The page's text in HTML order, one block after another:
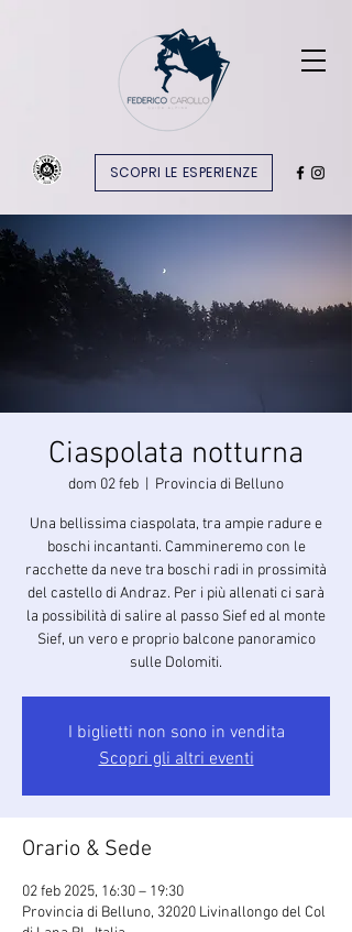
SCOPRI LE ESPERIENZE
Ciaspolata notturna
dom 02 feb Provincia di Belluno
Una bellissima ciaspolata, tra ampie radure e
boschi incantanti. Cammineremo con le
racchette da neve tra boschi radi in prossimità
del castello di Andraz. Per i più allenati ci sarà
la possibilità di salire al passo Sief ed al monte
Sief, un vero e proprio balcone panoramico
sulle Dolomiti.
I biglietti non sono in vendita
Scopri gli altri eventi
Orario & Sede
02 feb 2025, 16:30 – 19:30
Provincia di Belluno, 32020 Livinallongo del Col